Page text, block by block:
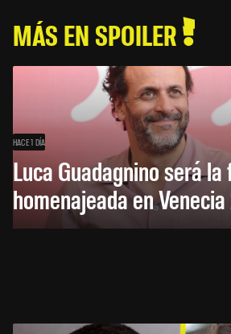
MÁS EN SPOILER
HACE 1 DÍA
Luca Guadagnino será
homenajeada en